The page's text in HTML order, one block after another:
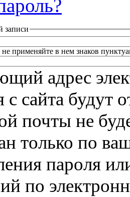
записи
применяйте в нем знаков
адрес
сайта будут
почты не
только по
пароля
по